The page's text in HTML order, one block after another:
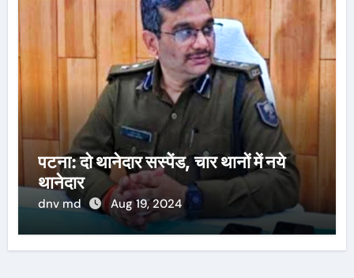
पटना: दो थानेदार सस्पेंड, चार थानों में नये
थानेदार
dnv md Aug 19, 2024